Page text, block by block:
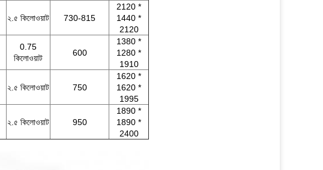
২.৫ কিলোওয়াট 730-815
2120 *
1440 *
2120
0.75
কিলোওয়াট
600
1380 *
1280 *
1910
২.৫ কিলোওয়াট 750
1620 *
1620 *
1995
২.৫ কিলোওয়াট 950
1890 *
1890 *
2400